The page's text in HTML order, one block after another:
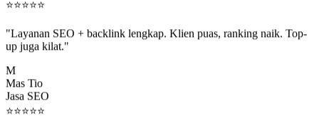
up juga kilat."
Mas Tio
Jasa SEO
⭐⭐⭐⭐⭐